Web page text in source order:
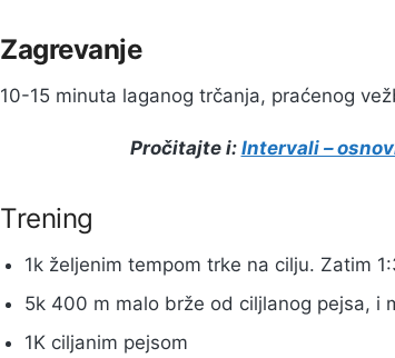
Zagrevanje
10-15 minuta laganog trčanja, praćenog
Pročitajte i: Intervali –
Trening
1k željenim tempom trke na cilju. Zatim
5k 400 m malo brže od ciljlanog pejsa, i
1K ciljanim pejsom